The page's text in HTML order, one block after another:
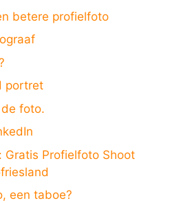
betere profielfoto
portret
foto.
Gratis Profielfoto Shoot
een taboe?